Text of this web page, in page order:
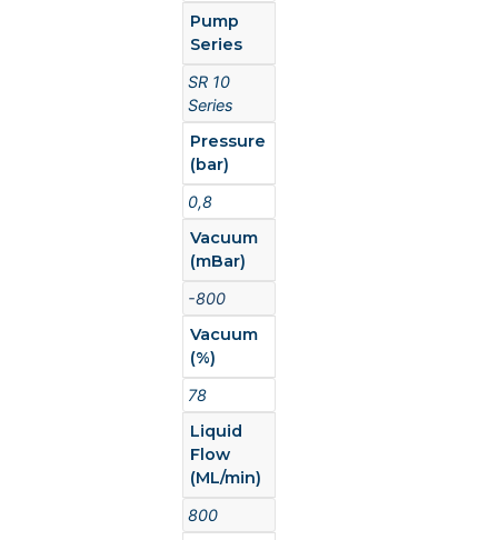
Pump
Series
SR 10
Series
Pressure
(bar)
0,8
Vacuum
(mBar)
-800
Vacuum
(%)
78
Liquid
Flow
(ML/min)
800